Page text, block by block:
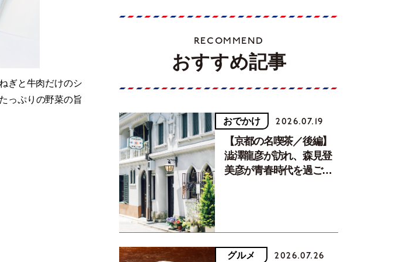
ぎと牛肉だけのシ
っぷりの野菜の旨
RECOMMEND
おすすめ記事
おでかけ 2026.07.19
【京都の名喫茶／後編】
澁澤龍彦が訪れ、森見登
美彦が青春時代を過ごし
グルメ 2026.07.26